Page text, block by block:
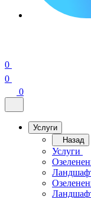
0
0
0
Услуги
Назад
Услуги